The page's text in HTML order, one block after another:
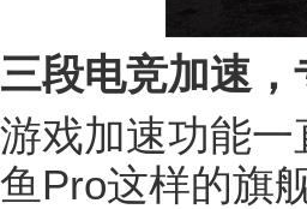
三段电竞加速
游戏加速功能
鱼Pro这样的旗